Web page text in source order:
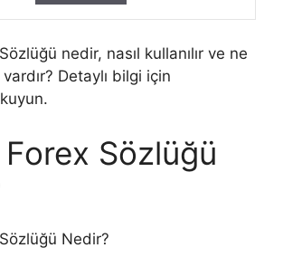
nedir, nasıl kullanılır ve ne
Detaylı bilgi için
Sözlüğü
Nedir?